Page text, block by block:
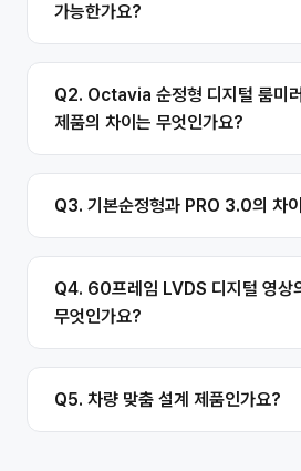
가능한가요?
Q2. Octavia 순정형 디지털 룸미
제품의 차이는 무엇인가요?
Q3. 기본순정형과 PRO 3.0의 차
Q4. 60프레임 LVDS 디지털 영상
무엇인가요?
Q5. 차량 맞춤 설계 제품인가요?